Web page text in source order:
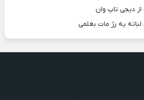
ديجی تاپ وان
یه رژ مات بغلمی